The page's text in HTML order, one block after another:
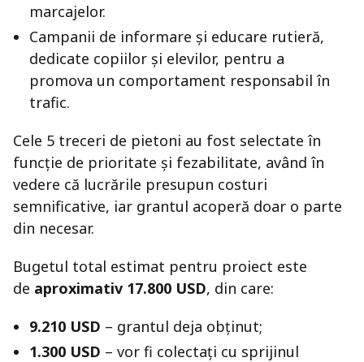
marcajelor.
Campanii de informare și educare rutieră,
dedicate copiilor și elevilor, pentru a
promova un comportament responsabil în
trafic.
Cele 5 treceri de pietoni au fost selectate în
funcție de prioritate și fezabilitate, având în
vedere că lucrările presupun costuri
semnificative, iar grantul acoperă doar o parte
din necesar.
Bugetul total estimat pentru proiect este
de aproximativ 17.800 USD, din care:
9.210 USD – grantul deja obținut;
1.300 USD – vor fi colectați cu sprijinul